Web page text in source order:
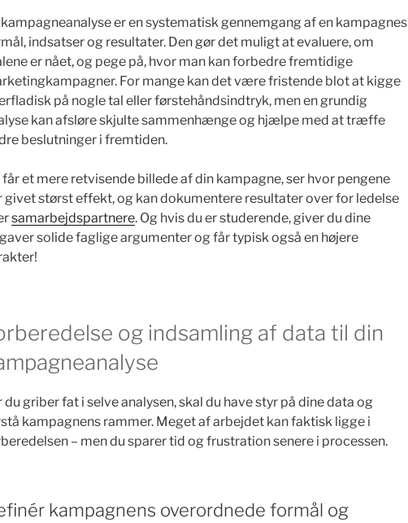
kampagneanalyse er en systematisk gennemgang af en kampagnes
indsatser og resultater. Den gør det muligt at evaluere, om
er nået, og pege på, hvor man kan forbedre fremtidige
For mange kan det være fristende blot at kigge
på nogle tal eller førstehåndsindtryk, men en grundig
kan afsløre skjulte sammenhænge og hjælpe med at træffe
beslutninger i fremtiden.
får et mere retvisende billede af din kampagne, ser hvor pengene
givet størst effekt, og kan dokumentere resultater over for ledelse
samarbejdspartnere. Og hvis du er studerende, giver du dine
solide faglige argumenter og får typisk også en højere
og indsamling af data til din
du griber fat i selve analysen, skal du have styr på dine data og
kampagnens rammer. Meget af arbejdet kan faktisk ligge i
– men du sparer tid og frustration senere i processen.
kampagnens overordnede formål og